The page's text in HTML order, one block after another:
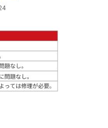
ヴィンテージ